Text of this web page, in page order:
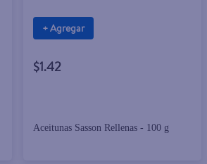
+ Agregar
$1.42
Aceitunas Sasson Rellenas - 100 g